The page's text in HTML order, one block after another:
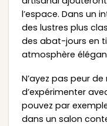
l’espace. Dans un
des lustres plus
des abat-jours en
atmosphère
N’ayez pas peur
d’expérimenter
pouvez par
dans un salon